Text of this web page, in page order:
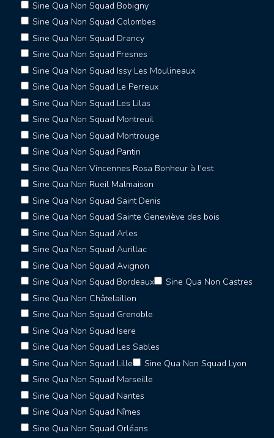
Sine Qua Non Squad Bobigny
Sine Qua Non Squad Colombes
Sine Qua Non Squad Drancy
Sine Qua Non Squad Fresnes
Sine Qua Non Squad Issy Les Moulineaux
Sine Qua Non Squad Le Perreux
Sine Qua Non Squad Les Lilas
Sine Qua Non Squad Montreuil
Sine Qua Non Squad Montrouge
Sine Qua Non Squad Pantin
Sine Qua Non Vincennes Rosa Bonheur à l'est
Sine Qua Non Rueil Malmaison
Sine Qua Non Squad Saint Denis
Sine Qua Non Squad Sainte Geneviève des bois
Sine Qua Non Squad Arles
Sine Qua Non Squad Aurillac
Sine Qua Non Squad Avignon
Sine Qua Non Squad Bordeaux
Sine Qua Non Castres
Sine Qua Non Châtelaillon
Sine Qua Non Squad Grenoble
Sine Qua Non Squad Isere
Sine Qua Non Squad Les Sables
Sine Qua Non Squad Lille
Sine Qua Non Squad Lyon
Sine Qua Non Squad Marseille
Sine Qua Non Squad Nantes
Sine Qua Non Squad Nîmes
Sine Qua Non Squad Orléans